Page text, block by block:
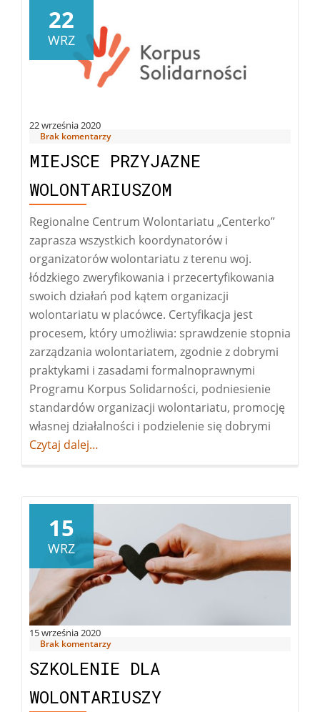
22 września 2020
22
WRZ
Brak komentarzy
MIEJSCE PRZYJAZNE
WOLONTARIUSZOM
Regionalne Centrum Wolontariatu „Centerko”
zaprasza wszystkich koordynatorów i
organizatorów wolontariatu z terenu woj.
łódzkiego zweryfikowania i przecertyfikowania
swoich działań pod kątem organizacji
wolontariatu w placówce. Certyfikacja jest
procesem, który umożliwia: sprawdzenie stopnia
zarządzania wolontariatem, zgodnie z dobrymi
praktykami i zasadami formalnoprawnymi
Programu Korpus Solidarności, podniesienie
standardów organizacji wolontariatu, promocję
własnej działalności i podzielenie się dobrymi
Czytaj dalej…
15 września 2020
15
WRZ
Brak komentarzy
SZKOLENIE DLA
WOLONTARIUSZY